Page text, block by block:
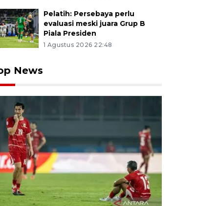
Pelatih: Persebaya perlu
evaluasi meski juara Grup B
Piala Presiden
1 Agustus 2026 22:48
News